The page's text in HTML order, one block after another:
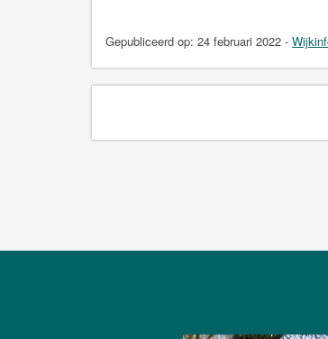
Gepubliceerd op: 24 februari 2022 -